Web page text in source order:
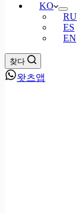
KO
RU
ES
EN
찾다
왓츠앱